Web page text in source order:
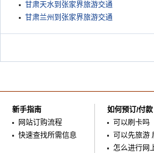
甘肃天水到张家界旅游交通
甘肃兰州到张家界旅游交通
新手指南
网站订购流程
快速查找所需信息
如何预订/付款
可以刷卡吗
可以先旅游
怎么进行网